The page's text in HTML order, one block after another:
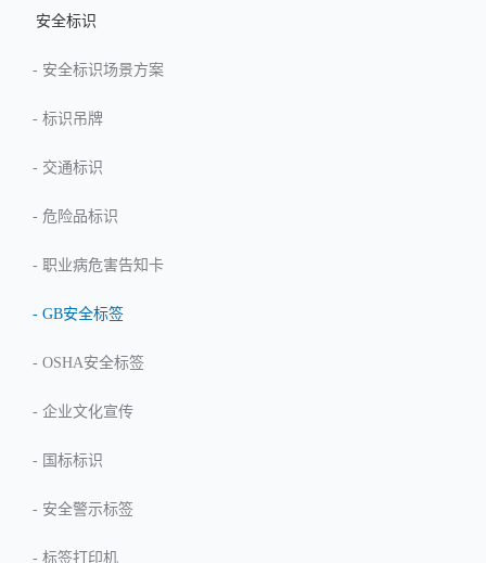
安全标识
- 安全标识场景方案
- 标识吊牌
- 交通标识
- 危险品标识
- 职业病危害告知卡
- GB安全标签
- OSHA安全标签
- 企业文化宣传
- 国标标识
- 安全警示标签
- 标签打印机